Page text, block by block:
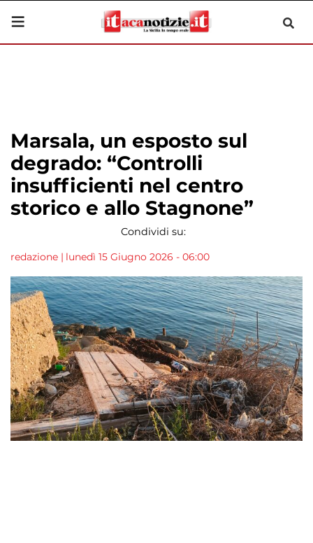
Marsala, un esposto sul
degrado: “Controlli
insufficienti nel centro
storico e allo Stagnone”
Condividi su:
redazione | lunedì 15 Giugno 2026 - 06:00